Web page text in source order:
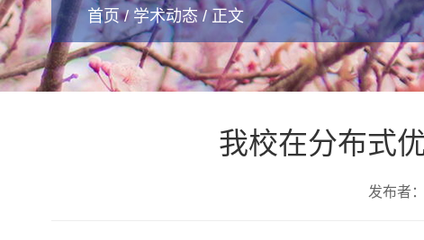
首页/ 学术动态/ 正文
我校在分布式
发布者